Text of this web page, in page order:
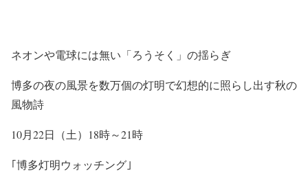
ネオンや電球には無い「ろうそく」の揺らぎ
博多の夜の風景を数万個の灯明で幻想的に照らし出す秋の
風物詩
10月22日（土）18時～21時
｢博多灯明ウォッチング｣